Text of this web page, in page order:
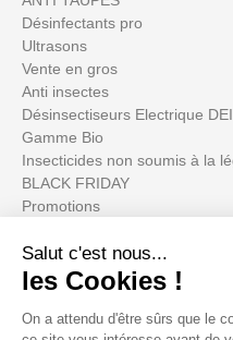
Désinfectants pro
Ultrasons
Vente en gros
Anti insectes
Désinsectiseurs Electrique
Gamme Bio
Insecticides non soumis à la
BLACK FRIDAY
Promotions
Su cuenta